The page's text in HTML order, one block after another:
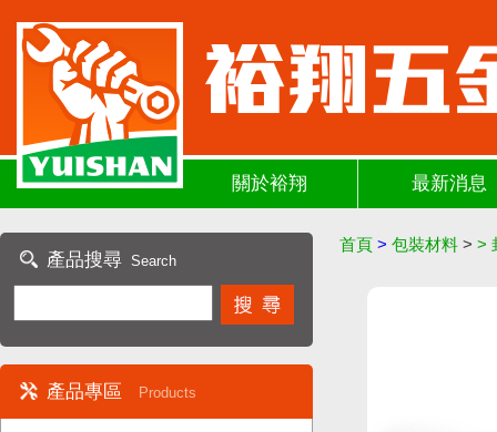
關於裕翔 最新消息
產品搜尋 Search
產品專區 Products
首頁 > 包裝材料 > >